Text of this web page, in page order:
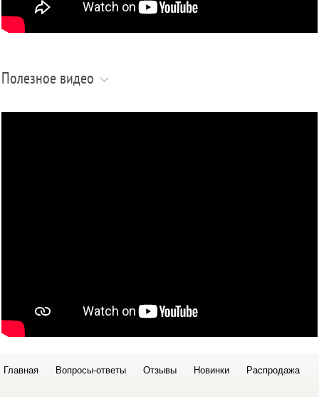
Полезное видео
Главная Вопросы-ответы Отзывы Новинки Распродажа